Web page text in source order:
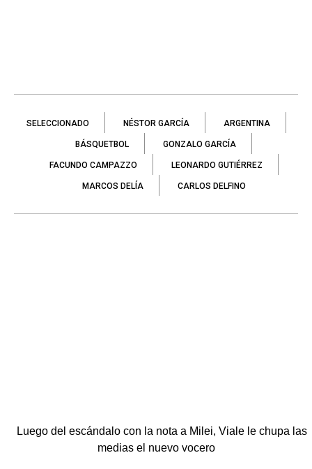
SELECCIONADO NÉSTOR GARCÍA ARGENTINA
BÁSQUETBOL GONZALO GARCÍA
FACUNDO CAMPAZZO LEONARDO GUTIÉRREZ
MARCOS DELÍA CARLOS DELFINO